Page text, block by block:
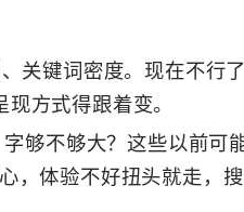
关键词密度。现在不行
方式得跟着变。
够不够大？这些以前可
，体验不好扭头就走，